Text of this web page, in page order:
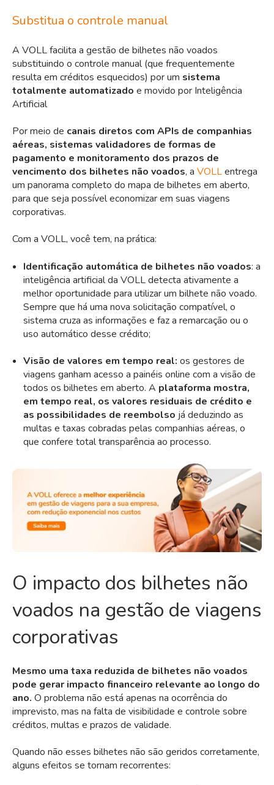
Substitua o controle manual
A VOLL facilita a gestão de bilhetes não voados
substituindo o controle manual (que frequentemente
resulta em créditos esquecidos) por um sistema
totalmente automatizado e movido por Inteligência
Artificial
Por meio de canais diretos com APIs de companhias
aéreas, sistemas validadores de formas de
pagamento e monitoramento dos prazos de
vencimento dos bilhetes não voados, a VOLLentrega
um panorama completo do mapa de bilhetes em aberto,
para que seja possível economizar em suas viagens
corporativas.
Com a VOLL, você tem, na prática:
Identificação automática de bilhetes não voados: a
inteligência artificial da VOLL detecta ativamente a
melhor oportunidade para utilizar um bilhete não voado.
Sempre que há uma nova solicitação compatível, o
sistema cruza as informações e faz a remarcação ou o
uso automático desse crédito;
Visão de valores em tempo real: os gestores de
viagens ganham acesso a painéis online com a visão de
todos os bilhetes em aberto. A plataforma mostra,
em tempo real, os valores residuais de crédito e
as possibilidades de reembolso já deduzindo as
multas e taxas cobradas pelas companhias aéreas, o
que confere total transparência ao processo.
O impacto dos bilhetes não
voados na gestão de viagens
corporativas
Mesmo uma taxa reduzida de bilhetes não voados
pode gerar impacto financeiro relevante ao longo do
ano. O problema não está apenas na ocorrência do
imprevisto, mas na falta de visibilidade e controle sobre
créditos, multas e prazos de validade.
Quando não esses bilhetes não são geridos corretamente,
alguns efeitos se tornam recorrentes: